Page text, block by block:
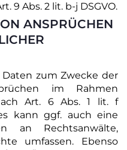
9 Abs. 2 lit. b-j DSGVO.
ANSPRÜCHEN
zum Zwecke der
im Rahmen
Art. 6 Abs. 1 lit. f
kann ggf. auch eine
an Rechtsanwälte,
umfassen. Ebenso